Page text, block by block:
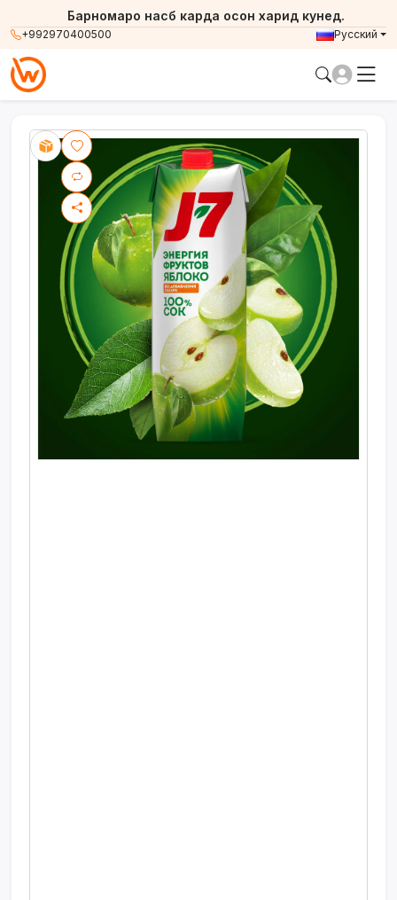
+992970400500
Барномаро насб карда осон харид кунед.
Русский